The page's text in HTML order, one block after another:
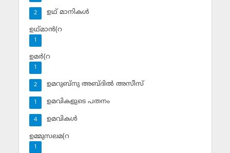
ഉഥ് മാനികള്‍
2
ഉഥ്മാന്‍(റ
1
ഉമര്‍(റ
1
ഉമറുബ്‌നു അബ്ദില്‍ അസീസ്‌
2
ഉമവികളുടെ പതനം
1
ഉമവികള്‍
4
ഉമ്മുസലമ(റ
1